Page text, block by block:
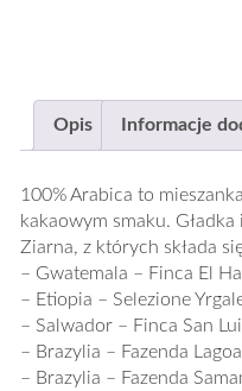
Opis Informacje
100% Arabica to
kakaowym smaku. Gładka
Ziarna, z których składa
– Gwatemala – Finca El
– Etiopia – Selezione
– Salwador – Finca San
– Brazylia – Fazenda
– Brazylia – Fazenda